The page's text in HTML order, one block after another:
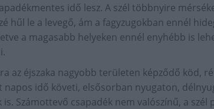
idő lesz. A szél többnyire
hűl le a levegő, ám a fagyzugokban ennél
a magasabb helyeken ennél enyhébb is
az éjszaka nagyobb területen képződő köd,
napos idő követi, elsősorban nyugaton,
Számottevő csapadék nem valószínű, a szél